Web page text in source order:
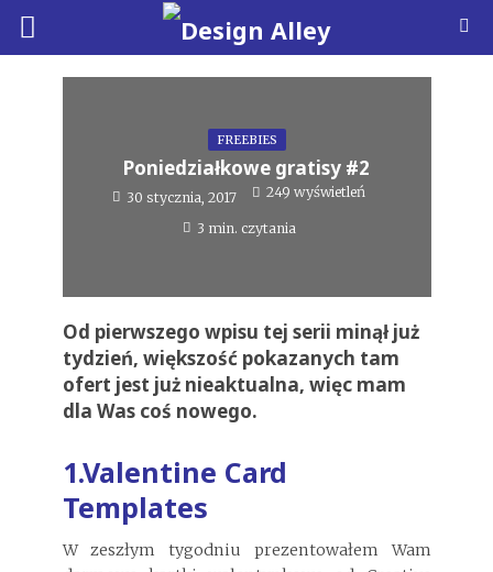
FREEBIES
Poniedziałkowe gratisy #2
30 stycznia, 2017 249 wyświetleń
3 min. czytania
Od pierwszego wpisu tej serii minął już
tydzień, większość pokazanych tam
ofert jest już nieaktualna, więc mam
dla Was coś nowego.
1.Valentine Card
Templates
W zeszłym tygodniu prezentowałem Wam